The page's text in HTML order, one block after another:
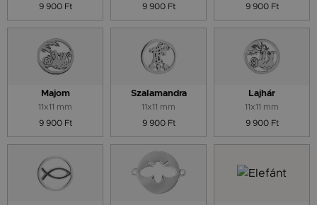
9 900 Ft
9 900 Ft
9 900 Ft
Majom
11x11 mm
9 900 Ft
Szalamandra
11x11 mm
9 900 Ft
Lajhár
11x11 mm
9 900 Ft